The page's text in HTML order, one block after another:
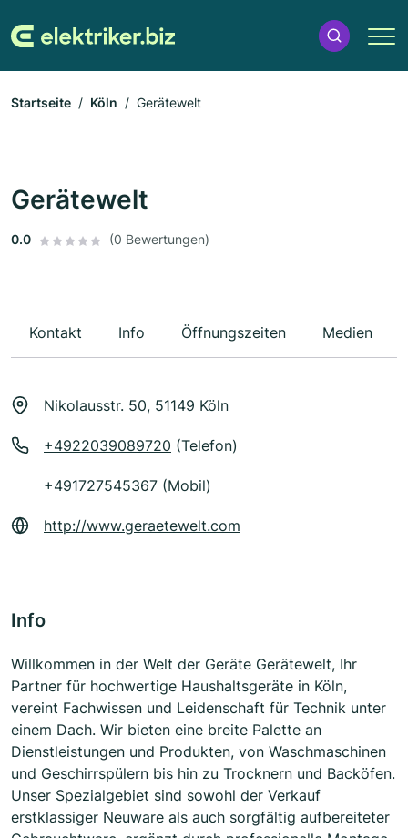
Startseite Köln Gerätewelt
Gerätewelt
0.0 (0 Bewertungen)
Kontakt Info Öffnungszeiten Medien
Nikolausstr. 50, 51149 Köln
+4922039089720 (Telefon)
+491727545367 (Mobil)
http://www.geraetewelt.com
Info
Willkommen in der Welt der Geräte Gerätewelt, Ihr
Partner für hochwertige Haushaltsgeräte in Köln,
vereint Fachwissen und Leidenschaft für Technik unter
einem Dach. Wir bieten eine breite Palette an
Dienstleistungen und Produkten, von Waschmaschinen
und Geschirrspülern bis hin zu Trocknern und Backöfen.
Unser Spezialgebiet sind sowohl der Verkauf
erstklassiger Neuware als auch sorgfältig aufbereiteter